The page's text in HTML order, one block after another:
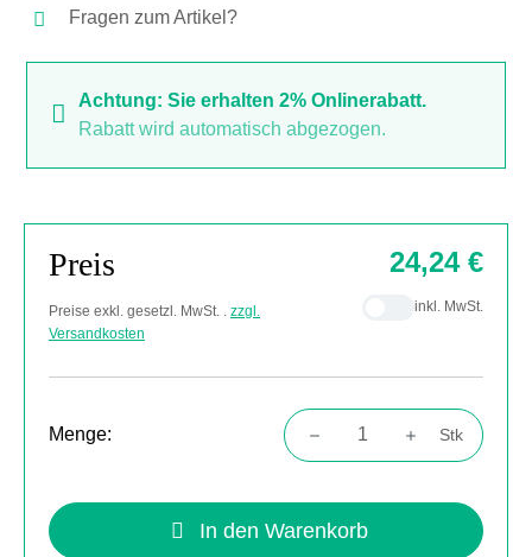
Fragen zum Artikel?
Achtung: Sie erhalten 2% Onlinerabatt.
Rabatt wird automatisch abgezogen.
Preis
Preise exkl. gesetzl. MwSt. . zzgl.
Versandkosten
24,24 €
inkl. MwSt.
Menge:
Produkt Anzahl: Gib den gewünschten
Stk
In den Warenkorb